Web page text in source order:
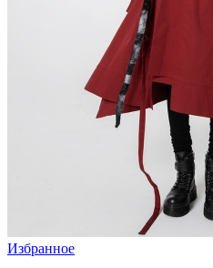
Избранное